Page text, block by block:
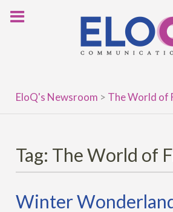
EloQ's Newsroom > The World of
Tag: The World of
Winter